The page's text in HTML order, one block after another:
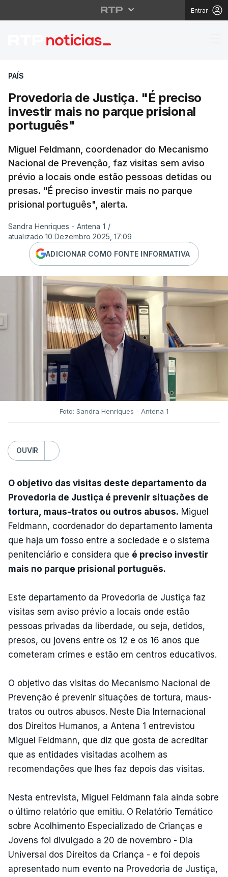
Entrar
Provedoria de
PAÍS
Provedoria de Justiça. "É preciso
investir mais no parque prisional
português"
Miguel Feldmann, coordenador do Mecanismo
Nacional de Prevenção, faz visitas sem aviso
prévio a locais onde estão pessoas detidas ou
presas. "É preciso investir mais no parque
prisional português", alerta.
Sandra Henriques - Antena 1 /
atualizado 10 Dezembro 2025, 17:09
ADICIONAR COMO FONTE INFORMATIVA
Foto: Sandra Henriques - Antena 1
OUVIR
O objetivo das visitas deste departamento da
Provedoria de Justiça é prevenir situações de
tortura, maus-tratos ou outros abusos. Miguel
Feldmann, coordenador do departamento lamenta
que haja um fosso entre a sociedade e o sistema
penitenciário e considera que é preciso investir
mais no parque prisional português.
Este departamento da Provedoria de Justiça faz
visitas sem aviso prévio a locais onde estão
pessoas privadas da liberdade, ou seja, detidos,
presos, ou jovens entre os 12 e os 16 anos que
cometeram crimes e estão em centros educativos.
O objetivo das visitas do Mecanismo Nacional de
Prevenção é prevenir situações de tortura, maus-
tratos ou outros abusos. Neste Dia Internacional
dos Direitos Humanos, a Antena 1 entrevistou
Miguel Feldmann, que diz que gosta de acreditar
que as entidades visitadas acolhem as
recomendações que lhes faz depois das visitas.
Nesta entrevista, Miguel Feldmann fala ainda sobre
o último relatório que emitiu. O Relatório Temático
sobre Acolhimento Especializado de Crianças e
Jovens foi divulgado a 20 de novembro - Dia
Universal dos Direitos da Criança - e foi depois
apresentado num evento na Provedoria de Justiça,